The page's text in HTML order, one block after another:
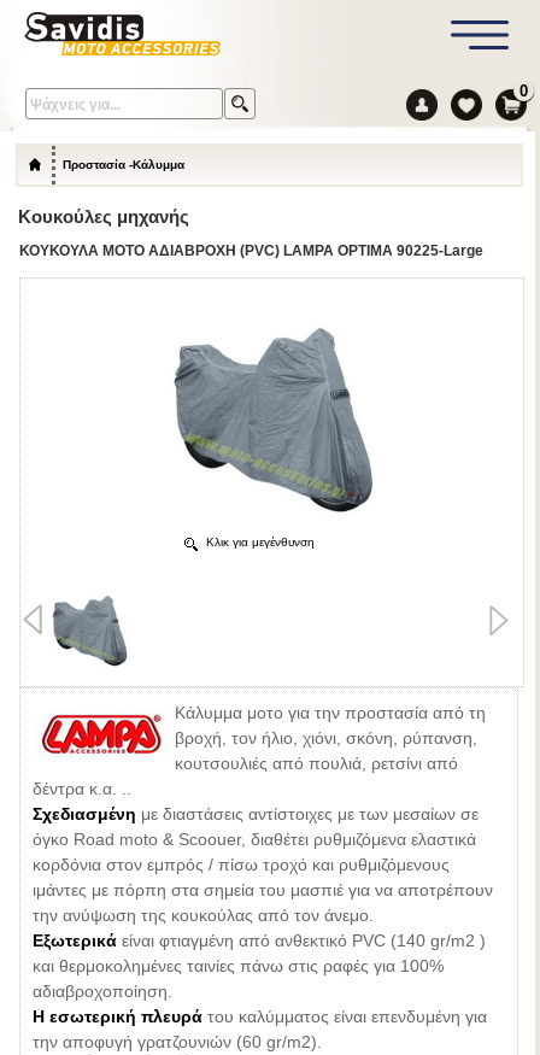
0
Προστασία -Κάλυμμα
Κουκούλες μηχανής
ΚΟΥΚΟΥΛΑ ΜΟΤΟ ΑΔΙΑΒΡΟΧΗ (PVC) LAMPA OPTIMA 90225-Large
Κλικ για μεγένθυνση
Κάλυμμα μοτο για την προστασία από τη
βροχή, τον ήλιο, χιόνι, σκόνη, ρύπανση,
κουτσουλιές από πουλιά, ρετσίνι από
δέντρα κ.α. ..
Σχεδιασμένη με διαστάσεις αντίστοιχες με των μεσαίων σε
όγκο Road moto & Scoοuer, διαθέτει ρυθμιζόμενα ελαστικά
κορδόνια στον εμπρός / πίσω τροχό και ρυθμιζόμενους
ιμάντες με πόρπη στα σημεία του μασπιέ για να αποτρέπουν
την ανύψωση της κουκούλας από τον άνεμο.
Εξωτερικάείναι φτιαγμένη από ανθεκτικό PVC (140 gr/m2 )
και θερμοκολημένες ταινίες πάνω στις ραφές για 100%
αδιαβροχοποίηση.
Η εσωτερική πλευράτου καλύμματος είναι επενδυμένη για
την αποφυγή γρατζουνιών (60 gr/m2).